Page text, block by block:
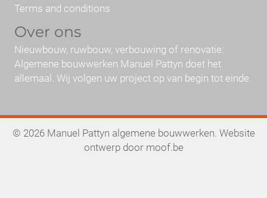
Terms and conditions
Over ons
Nieuwbouw, ruwbouw, verbouwing of renovatie:
Algemene bouwwerken Manuel Pattyn doet het
allemaal. Wij volgen uw project op van begin tot einde.
© 2026 Manuel Pattyn algemene bouwwerken. Website
ontwerp door moof.be